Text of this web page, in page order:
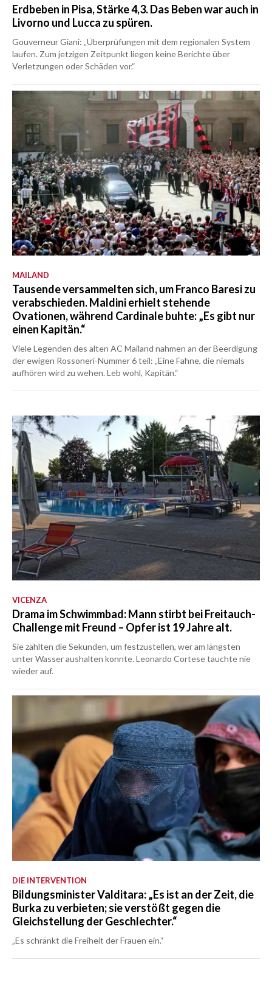
Erdbeben in Pisa, Stärke 4,3. Das Beben war auch in
Livorno und Lucca zu spüren.
Gouverneur Giani: „Überprüfungen mit dem regionalen System
laufen. Zum jetzigen Zeitpunkt liegen keine Berichte über
Verletzungen oder Schäden vor.“
MAILAND
Tausende versammelten sich, um Franco Baresi zu
verabschieden. Maldini erhielt stehende
Ovationen, während Cardinale buhte: „Es gibt nur
einen Kapitän.“
Viele Legenden des alten AC Mailand nahmen an der Beerdigung
der ewigen Rossoneri-Nummer 6 teil: „Eine Fahne, die niemals
aufhören wird zu wehen. Leb wohl, Kapitän.“
VICENZA
Drama im Schwimmbad: Mann stirbt bei Freitauch-
Challenge mit Freund – Opfer ist 19 Jahre alt.
Sie zählten die Sekunden, um festzustellen, wer am längsten
unter Wasser aushalten konnte. Leonardo Cortese tauchte nie
wieder auf.
DIE INTERVENTION
Bildungsminister Valditara: „Es ist an der Zeit, die
Burka zu verbieten; sie verstößt gegen die
Gleichstellung der Geschlechter.“
„Es schränkt die Freiheit der Frauen ein.“